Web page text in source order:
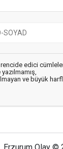
edici
ve büyük